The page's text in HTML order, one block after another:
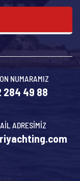
NUMARAMIZ
284 49 88
ADRESİMİZ